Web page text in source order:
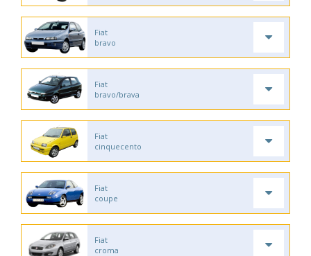
Fiat
bravo
Fiat
bravo/brava
Fiat
cinquecento
Fiat
coupe
Fiat
croma